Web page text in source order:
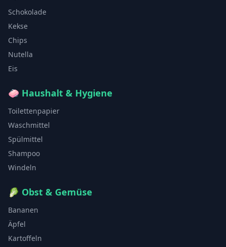
Schokolade
Kekse
Chips
Nutella
Eis
🧼 Haushalt & Hygiene
Toilettenpapier
Waschmittel
Spülmittel
Shampoo
Windeln
🥬 Obst & Gemüse
Bananen
Äpfel
Kartoffeln